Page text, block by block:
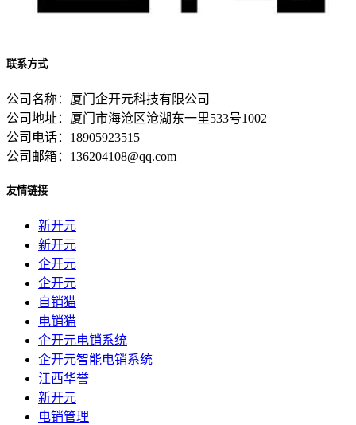
联系方式
公司名称：厦门企开元科技有限公司
公司地址：厦门市海沧区沧湖东一里533号1002
公司电话：18905923515
公司邮箱：136204108@qq.com
友情链接
新开元
新开元
企开元
企开元
自销猫
电销猫
企开元电销系统
企开元智能电销系统
江西华誉
新开元
电销管理